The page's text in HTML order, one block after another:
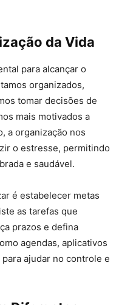
da Vida
para alcançar o
organizados,
tomar decisões de
mais motivados a
a organização nos
o estresse, permitindo
e saudável.
é estabelecer metas
as tarefas que
prazos e defina
agendas, aplicativos
ajudar no controle e